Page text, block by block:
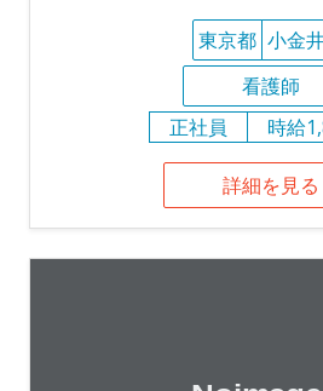
東京都 小金
看護師
正社員
時給
詳細を見る